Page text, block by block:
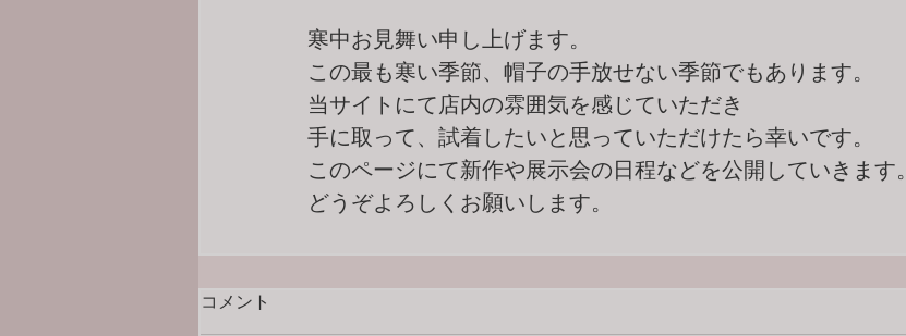
寒中お見舞い申し上げます。
この最も寒い季節、帽子の手放せない季節でもあります。
当サイトにて店内の雰囲気を感じていただき
手に取って、試着したいと思っていただけたら幸いです。
このページにて新作や展示会の日程などを公開していきます。
どうぞよろしくお願いします。
コメント